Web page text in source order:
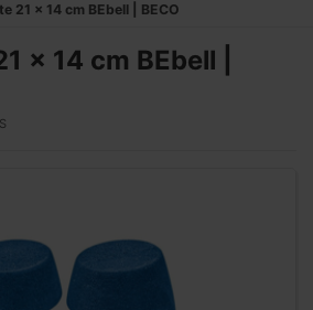
21 x 14 cm BEbell | BECO
x 14 cm BEbell |